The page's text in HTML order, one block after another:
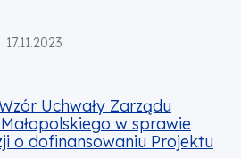
17.11.2023
Zarządu Województwa
Uchwały Zarządu
w sprawie
o dofinansowaniu Projektu